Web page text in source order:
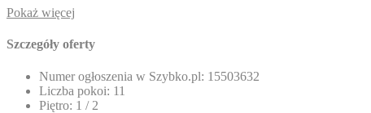
Pokaż więcej
Szczegóły oferty
Numer ogłoszenia w Szybko.pl: 15503632
Liczba pokoi: 11
Piętro: 1 / 2